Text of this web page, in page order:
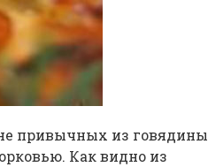
привычных из говядины
Как видно из